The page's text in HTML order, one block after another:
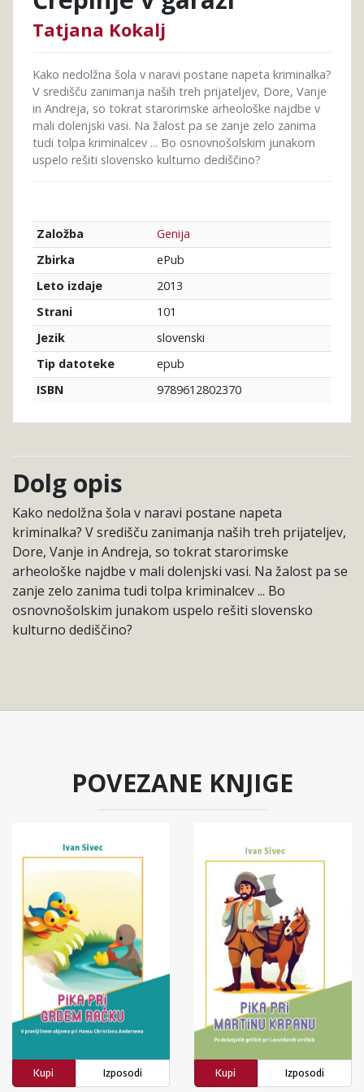
Tatjana Kokalj
Kako nedolžna šola v naravi postane napeta kriminalka?
V središču zanimanja naših treh prijateljev, Dore, Vanje
in Andreja, so tokrat starorimske arheološke najdbe v
mali dolenjski vasi. Na žalost pa se zanje zelo zanima
tudi tolpa kriminalcev ... Bo osnovnošolskim junakom
uspelo rešiti slovensko kulturno dediščino?
Založba
Genija
Zbirka
ePub
Leto izdaje
2013
Strani
101
Jezik
slovenski
Tip datoteke
epub
ISBN
9789612802370
Dolg opis
Kako nedolžna šola v naravi postane napeta
kriminalka? V središču zanimanja naših treh prijateljev,
Dore, Vanje in Andreja, so tokrat starorimske
arheološke najdbe v mali dolenjski vasi. Na žalost pa se
zanje zelo zanima tudi tolpa kriminalcev ... Bo
osnovnošolskim junakom uspelo rešiti slovensko
kulturno dediščino?
POVEZANE KNJIGE
Kupi
Izposodi
Kupi
Izposodi